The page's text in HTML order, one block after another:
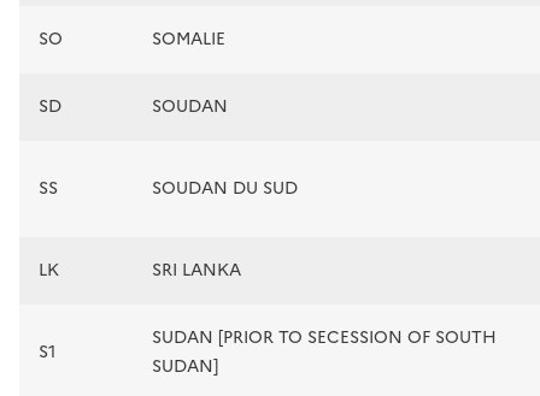
SO SOMALIE
SD SOUDAN
SS SOUDAN DU SUD
LK SRI LANKA
S1
SUDAN [PRIOR TO SECESSION OF SOUTH
SUDAN]